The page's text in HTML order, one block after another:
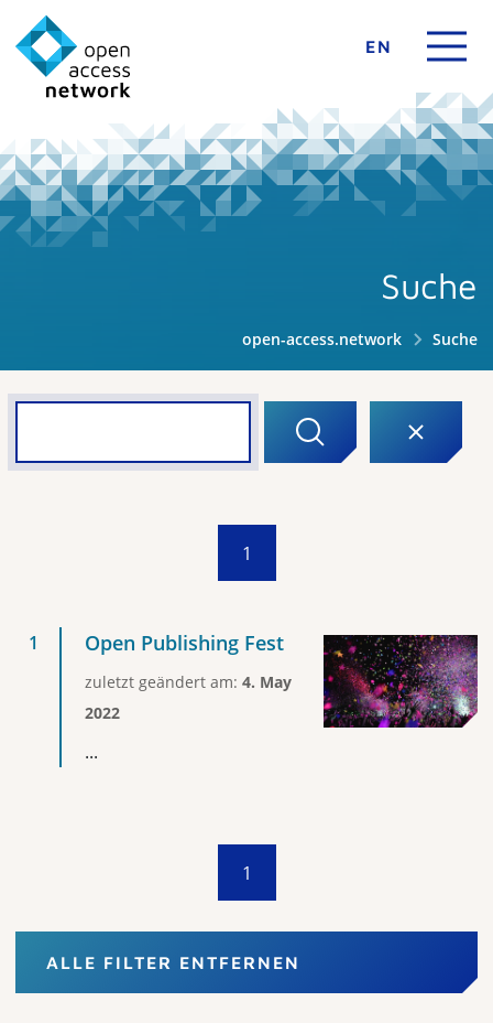
EN
Suche
open-access.network Suche
1
Open Publishing Fest
zuletzt geändert am: 4. May
2022
...
1
ALLE FILTER ENTFERNEN